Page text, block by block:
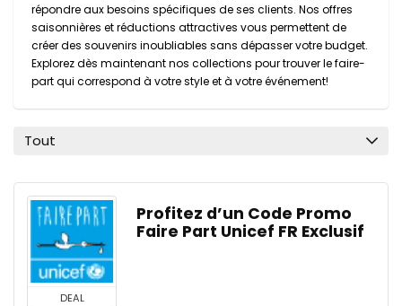
répondre aux besoins spécifiques de ses clients. Nos offres
saisonnières et réductions attractives vous permettent de
créer des souvenirs inoubliables sans dépasser votre budget.
Explorez dès maintenant nos collections pour trouver le faire-
part qui correspond à votre style et à votre événement!
Tout
DEAL
Profitez d’un Code Promo
Faire Part Unicef FR Exclusif